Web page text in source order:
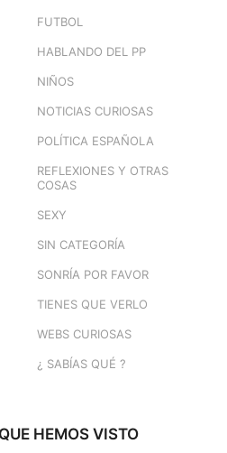
FUTBOL
HABLANDO DEL PP
NIÑOS
NOTICIAS CURIOSAS
POLÍTICA ESPAÑOLA
REFLEXIONES Y OTRAS
COSAS
SEXY
SIN CATEGORÍA
SONRÍA POR FAVOR
TIENES QUE VERLO
WEBS CURIOSAS
¿ SABÍAS QUÉ ?
HEMOS VISTO